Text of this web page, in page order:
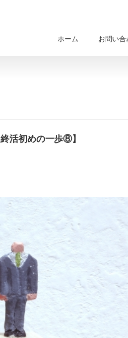
ホーム お問い合
活初めの一歩⑧】